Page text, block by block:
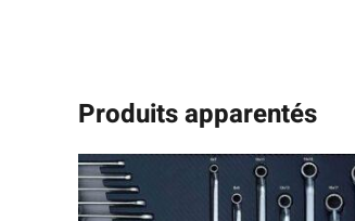
Produits apparentés